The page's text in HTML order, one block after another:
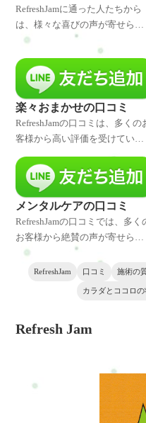
RefreshJamに通った人たちから
は、様々な喜びの声が寄せられ
ています。施術の質の高さ、ト
レーナーの経験と知識、対話を
重視したカウンセリングなどが
評価されています。多くの人
が、痛みや不快感の改善を実感
し、カラダとココロの健康に大
きな変化を感じています。ま
で、施術後も適切なケアやアド
バイスが提供されることが評価
されています。リラックスでき
る隠れ家的な雰囲気と、トレー
ナーとの信頼関係が築けること
も、利用者たちにとって魅力的
な要素となっています。
楽々おまかせの口コミ
RefreshJamの口コミは、多くの
客様から高い評価を受けていま
足し、痛みや不快感が改善され
たという声があります。施術者
の経験と技術の信頼性に加え、
アフターケアや適切な運動指導
の充実も評価されています。隠
れ家的な雰囲気やプライバシー
への配慮も好評です。口コミか
らは、RefreshJamが総合的な体
改善をサポートする信頼できる
ます。
メンタルケアの口コミ
RefreshJamの口コミでは、多く
お客様から絶賛の声が寄せられ
ています。施術によって痛みや
不快感が改善され、カラダの状
高く評価されています。施術後
です。お客様一人ひとりと向き
合い、丁寧な対応が評判となっ
RefreshJam 口コミ 施術の
カラダとココロの
Refresh Jam